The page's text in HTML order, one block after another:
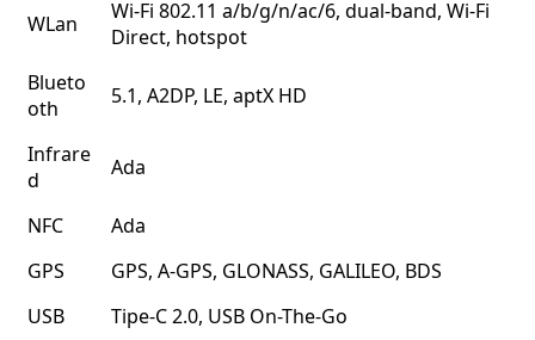
WLan
Wi-Fi 802.11 a/b/g/n/ac/6, dual-band, Wi-Fi
Direct, hotspot
Blueto
oth
5.1, A2DP, LE, aptX HD
Infrare
d
Ada
NFC
Ada
GPS
GPS, A-GPS, GLONASS, GALILEO, BDS
USB
Tipe-C 2.0, USB On-The-Go